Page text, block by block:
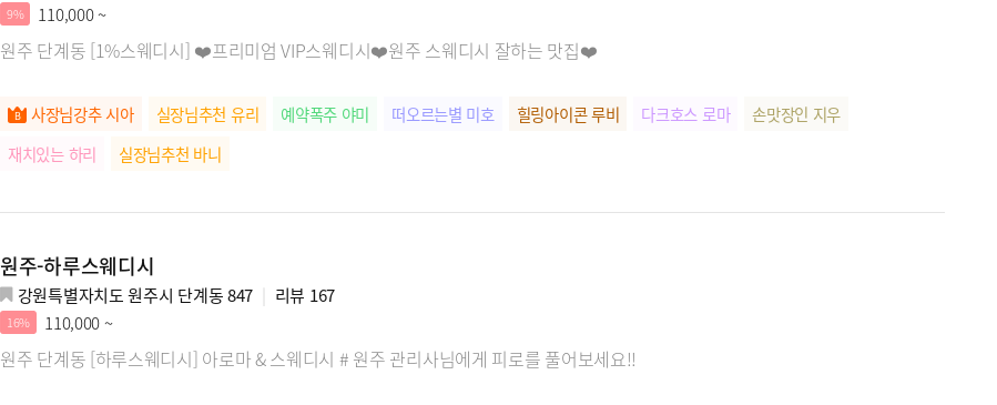
9% 110,000 ~
원주 단계동 [1%스웨디시] ❤️프리미엄 VIP스웨디시❤️원주 스웨디시 잘하는 맛집❤️
사장님강추 시아 실장님추천 유리 예약폭주 야미 떠오르는별 미호 힐링아이콘 루비 다크호스 로마
손맛장인 지우
재치있는 하리
실장님추천 바니
원주-하루스웨디시
강원특별자치도 원주시 단계동 847 리뷰 167
16% 110,000 ~
원주 단계동 [하루스웨디시] 아로마 & 스웨디시 # 원주 관리사님에게 피로를 풀어보세요!!